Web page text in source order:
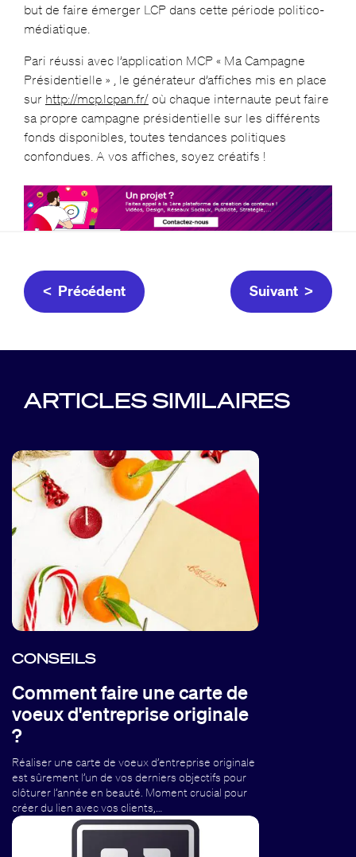
but de faire émerger LCP dans cette période politico-
médiatique.
Pari réussi avec l’application MCP « Ma Campagne
Présidentielle » , le générateur d’affiches mis en place
sur http://mcp.lcpan.fr/où chaque internaute peut faire
sa propre campagne présidentielle sur les différents
fonds disponibles, toutes tendances politiques
confondues. A vos affiches, soyez créatifs !
< Précédent Suivant >
ARTICLES SIMILAIRES
CONSEILS
Comment faire une carte de
voeux d'entreprise originale
?
Réaliser une carte de voeux d’entreprise originale
est sûrement l’un de vos derniers objectifs pour
clôturer l’année en beauté. Moment crucial pour
créer du lien avec vos clients,…